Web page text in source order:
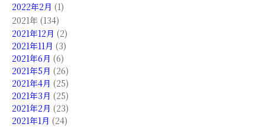
2022年2月 (1)
2021年 (134)
2021年12月 (2)
2021年11月 (3)
2021年6月 (6)
2021年5月 (26)
2021年4月 (25)
2021年3月 (25)
2021年2月 (23)
2021年1月 (24)